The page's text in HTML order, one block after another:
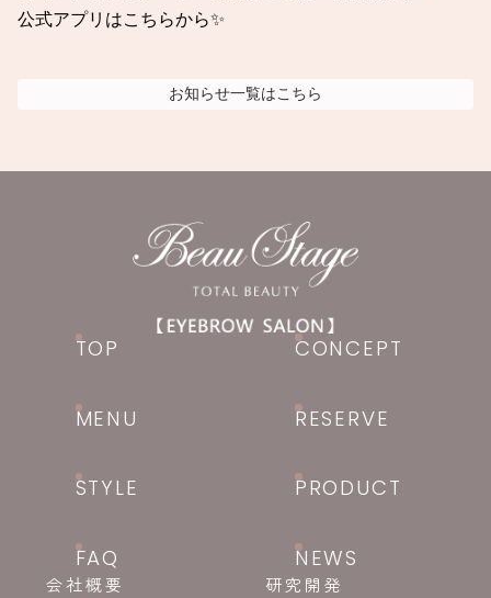
公式アプリはこちらから✨
お知らせ一覧はこちら
TOP CONCEPT
MENU RESERVE
STYLE PRODUCT
FAQ NEWS
会社概要 研究開発